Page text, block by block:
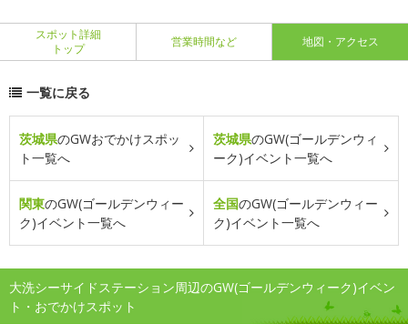
スポット詳細
トップ
営業時間など 地図・アクセス
一覧に戻る
茨城県のGWおでかけスポッ
ト一覧へ
茨城県のGW(ゴールデンウィ
ーク)イベント一覧へ
関東のGW(ゴールデンウィー
ク)イベント一覧へ
全国のGW(ゴールデンウィー
ク)イベント一覧へ
大洗シーサイドステーション周辺のGW(ゴールデンウィーク)イベン
ト・おでかけスポット